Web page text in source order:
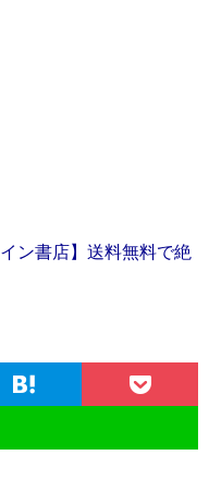
ン書店】送料無料で絶